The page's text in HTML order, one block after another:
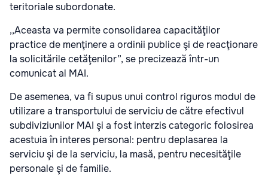
teritoriale subordonate.
,,Aceasta va permite consolidarea capacităţilor
practice de menţinere a ordinii publice şi de reacţionare
la solicitările cetăţenilor”, se precizează într-un
comunicat al MAI.
De asemenea, va fi supus unui control riguros modul de
utilizare a transportului de serviciu de către efectivul
subdiviziunilor MAI şi a fost interzis categoric folosirea
acestuia în interes personal: pentru deplasarea la
serviciu şi de la serviciu, la masă, pentru necesităţile
personale şi de familie.